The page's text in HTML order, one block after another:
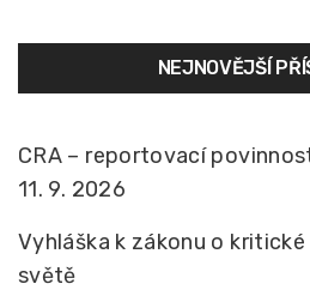
NEJNOVĚJŠÍ
CRA – reportovací
11. 9. 2026
Vyhláška k zákonu o
světě